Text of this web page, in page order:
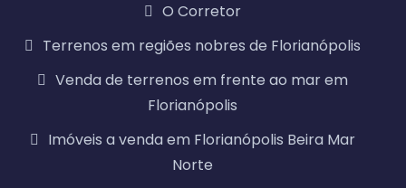
O Corretor
Terrenos em regiões nobres de Florianópolis
Venda de terrenos em frente ao mar em
Florianópolis
Imóveis a venda em Florianópolis Beira Mar
Norte